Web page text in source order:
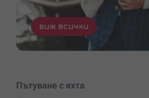
виж всички
Пътуване с яхта